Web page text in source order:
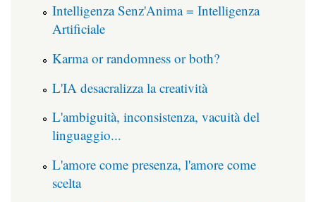
Intelligenza Senz'Anima = Intelligenza
Artificiale
Karma or randomness or both?
L'IA desacralizza la creatività
L'ambiguità, inconsistenza, vacuità del
linguaggio...
L'amore come presenza, l'amore come
scelta